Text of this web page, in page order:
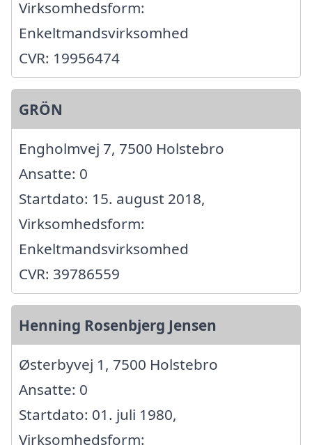
Virksomhedsform:
Enkeltmandsvirksomhed
CVR: 19956474
GRÖN
Engholmvej 7, 7500 Holstebro
Ansatte: 0
Startdato: 15. august 2018,
Virksomhedsform:
Enkeltmandsvirksomhed
CVR: 39786559
Henning Rosenbjerg Jensen
Østerbyvej 1, 7500 Holstebro
Ansatte: 0
Startdato: 01. juli 1980,
Virksomhedsform: